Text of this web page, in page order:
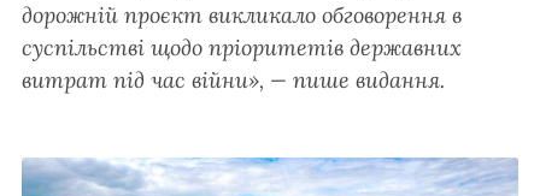
дорожній проєкт викликало обговорення в
суспільстві щодо пріоритетів державних
витрат під час війни», — пише видання.